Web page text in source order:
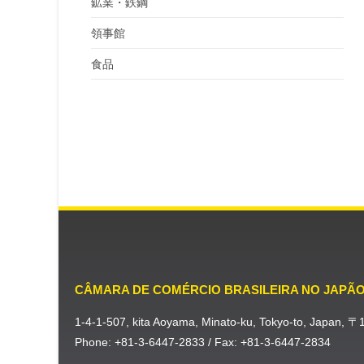
領事館
食品
CÂMARA DE COMÉRCIO BRASILEIRA NO JAPÃO
1-4-1-507, kita Aoyama, Minato-ku, Tokyo-to, Japan, 〒
Phone: +81-3-6447-2833 / Fax: +81-3-6447-2834